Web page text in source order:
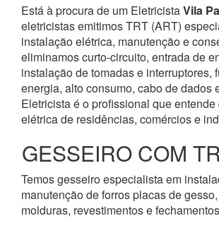
Está à procura de um EletricistaVila
eletricistas emitimos TRT (ART)
instalação elétrica, manutenção e
eliminamos curto-circuito, entrada de
instalação de tomadas e interruptores,
energia, alto consumo, cabo de dados
Eletricista é o profissional que entende
elétrica de residências, comércios e
GESSEIRO COM
Temos gesseiro especialista em
manutenção de forros placas de
molduras, revestimentos e